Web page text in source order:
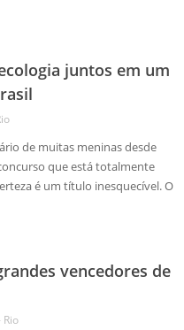
juntos em um
de muitas meninas desde
que está totalmente
é um título inesquecível. O
vencedores de
Rio